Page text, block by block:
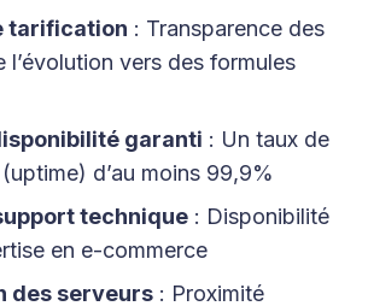
tarification : Transparence des
l’évolution vers des formules
garanti : Un taux de
d’au moins 99,9%
technique: Disponibilité
en e-commerce
des serveurs: Proximité